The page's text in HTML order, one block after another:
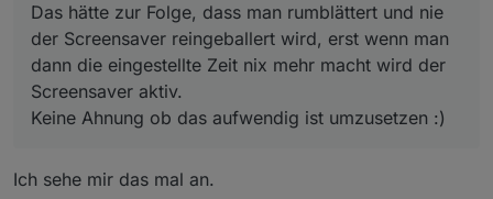
Das hätte zur Folge, dass man rumblättert und nie
der Screensaver reingeballert wird, erst wenn man
dann die eingestellte Zeit nix mehr macht wird der
Screensaver aktiv.
Keine Ahnung ob das aufwendig ist umzusetzen :)
Ich sehe mir das mal an.